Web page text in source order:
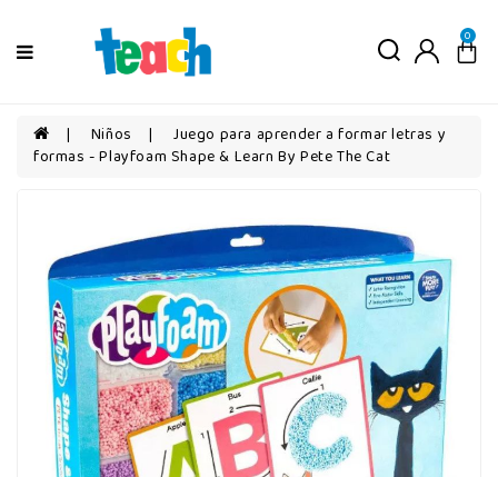
Niñas
Bebés
categorías
0
Niños
Juego para aprender a formar letras y
formas - Playfoam Shape & Learn By Pete The Cat